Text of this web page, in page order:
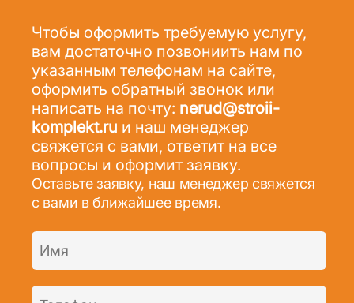
Чтобы оформить требуемую услугу,
вам достаточно позвониить нам по
указанным телефонам на сайте,
оформить обратный звонок или
написать на почту: nerud@stroii-
komplekt.ru и наш менеджер
свяжется с вами, ответит на все
вопросы и оформит заявку.
Оставьте заявку, наш менеджер свяжется
с вами в ближайшее время.